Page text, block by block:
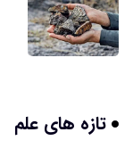
تازه های علم